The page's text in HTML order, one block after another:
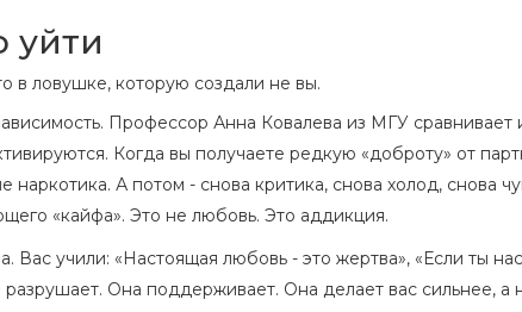
уйти
в ловушке, которую создали не вы.
Профессор Анна Ковалева из МГУ сравнивает
Когда вы получаете редкую «доброту» от
А потом - снова критика, снова холод, снова
«кайфа». Это не любовь. Это аддикция.
Вас учили: «Настоящая любовь - это жертва», «Если ты
Она поддерживает. Она делает вас сильнее, а